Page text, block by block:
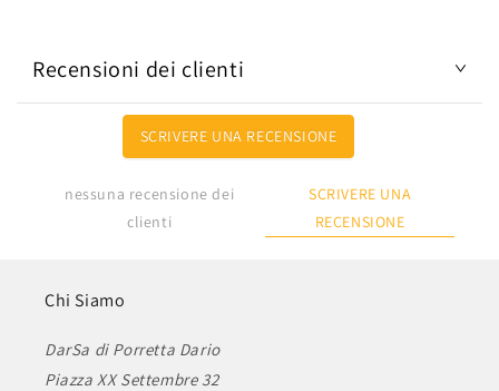
Recensioni dei clienti
SCRIVERE UNA RECENSIONE
nessuna recensione dei
clienti
SCRIVERE UNA
RECENSIONE
Chi Siamo
DarSa di Porretta Dario
Piazza XX Settembre 32